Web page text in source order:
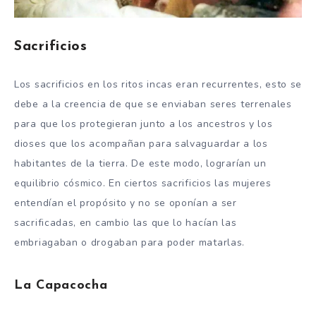
Sacrificios
Los sacrificios en los ritos incas eran recurrentes, esto se
debe a la creencia de que se enviaban seres terrenales
para que los protegieran junto a los ancestros y los
dioses que los acompañan para salvaguardar a los
habitantes de la tierra. De este modo, lograrían un
equilibrio cósmico. En ciertos sacrificios las mujeres
entendían el propósito y no se oponían a ser
sacrificadas, en cambio las que lo hacían las
embriagaban o drogaban para poder matarlas.
La Capacocha